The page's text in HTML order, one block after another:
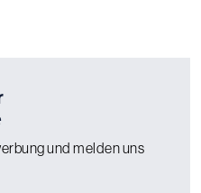
und melden uns